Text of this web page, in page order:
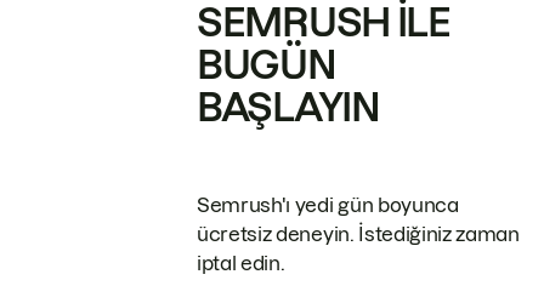
SEMRUSH ILE
BUGÜN
BAŞLAYIN
Semrush'ı yedi gün boyunca
ücretsiz deneyin. İstediğiniz zaman
iptal edin.